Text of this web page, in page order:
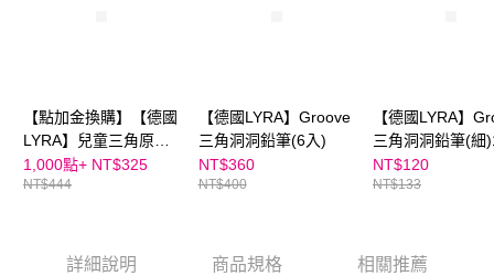
【點加金換購】【德國
LYRA】兒童三角原木
鉛筆(17.5cm) 6入
1,000點+ NT$325
NT$444
【德國LYRA】Groove
三角洞洞鉛筆(6入)
NT$360
NT$400
【德國LYRA】
三角洞洞鉛筆(細
NT$120
NT$133
詳細說明 商品規格 相關推薦